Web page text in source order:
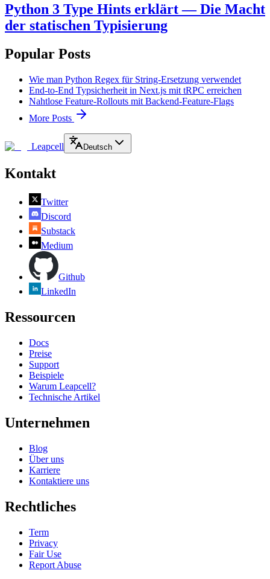
Python 3 Type Hints erklärt — Die Macht
der statischen Typisierung
Popular Posts
Wie man Python Regex für String-Ersetzung verwendet
End-to-End Typsicherheit in Next.js mit tRPC erreichen
Nahtlose Feature-Rollouts mit Backend-Feature-Flags
More Posts
Leapcell Deutsch
Kontakt
Twitter
Discord
Substack
Medium
Github
LinkedIn
Ressourcen
Docs
Preise
Support
Beispiele
Warum Leapcell?
Technische Artikel
Unternehmen
Blog
Über uns
Karriere
Kontaktiere uns
Rechtliches
Term
Privacy
Fair Use
Report Abuse